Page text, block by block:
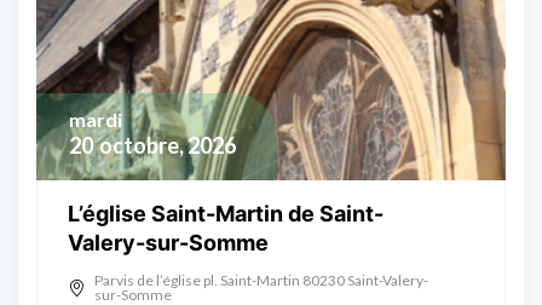
20 octobre, 2026
mardi
L’église Saint-Martin de Saint-
Valery-sur-Somme
Parvis de l’église pl. Saint-Martin 80230 Saint-Valery-
sur-Somme